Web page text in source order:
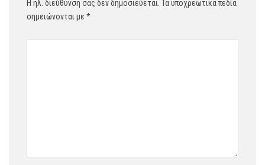
Η ηλ. διεύθυνση σας δεν δημοσιεύεται.
Τα υποχρεωτικά πεδία
σημειώνονται με *